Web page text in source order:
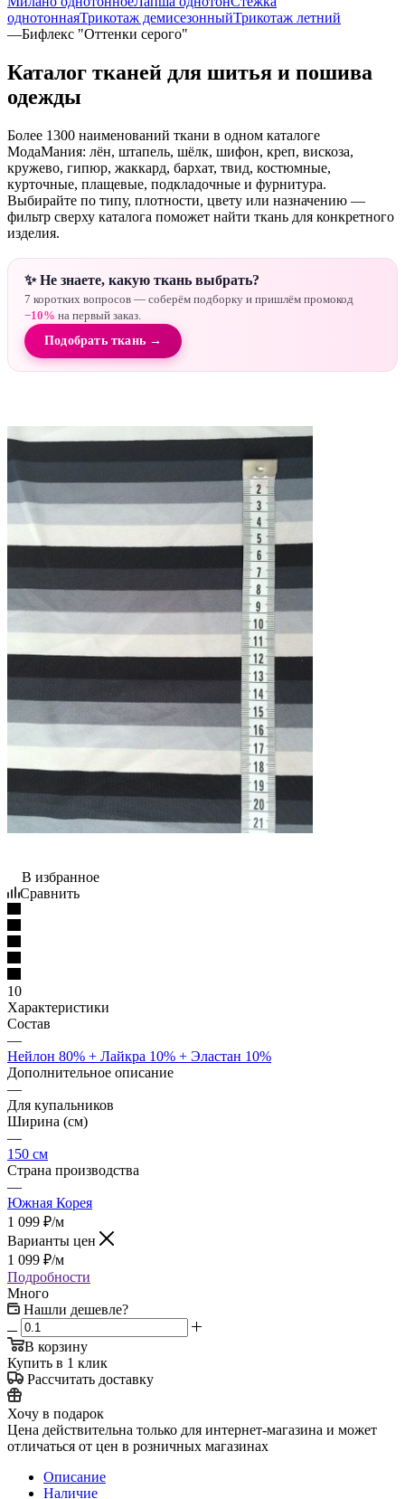
однотоннаяТрикотаж демисезонныйТрикотаж летний
—Бифлекс "Оттенки серого"
Каталог тканей для шитья и пошива
одежды
Более 1300 наименований ткани в одном каталоге
МодаМания: лён, штапель, шёлк, шифон, креп, вискоза,
кружево, гипюр, жаккард, бархат, твид, костюмные,
курточные, плащевые, подкладочные и фурнитура.
Выбирайте по типу, плотности, цвету или назначению —
фильтр сверху каталога поможет найти ткань для конкретного
изделия.
✨ Не знаете, какую ткань выбрать?
7 коротких вопросов — соберём подборку и пришлём промокод
−10% на первый заказ.
Подобрать ткань →
В избранное
Сравнить
10
Характеристики
Состав
—
Нейлон 80% + Лайкра 10% + Эластан 10%
Дополнительное описание
—
Для купальников
Ширина (см)
—
150 см
Страна производства
—
Южная Корея
1 099 ₽/м
Варианты цен
1 099 ₽/м
Подробности
Много
Нашли дешевле?
В корзину
Купить в 1 клик
Рассчитать доставку
Хочу в подарок
Цена действительна только для интернет-магазина и может
отличаться от цен в розничных магазинах
Описание
Наличие